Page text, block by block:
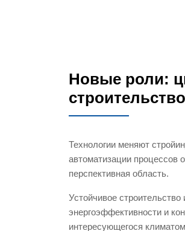
Новые роли:
строительство
Технологии меняют
автоматизации процессов
перспективная область.
Устойчивое
энергоэффективности и
интересующегося